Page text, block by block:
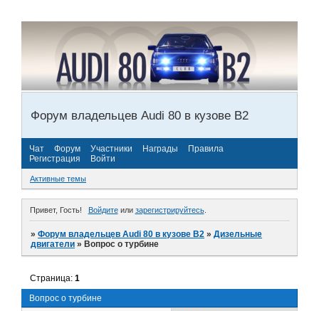
Форум владельцев Audi 80 в кузове В2
Чат Форум Участники Награды
Правила
Регистрация
Войти
Активные темы
Привет, Гость! Войдитеили зарегистрируйтесь.
»Форум владельцев Audi 80 в кузове В2 »Дизельные
двигатели »Вопрос о турбине
Вопрос о турбине
Страница:1